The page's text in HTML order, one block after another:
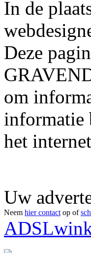
In de
Deze
om
informatie
het
Uw
Neem hier contact op of